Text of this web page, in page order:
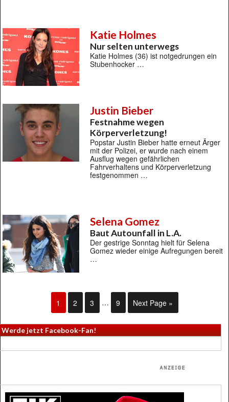
Katie Holmes
Nur selten unterwegs
Katie Holmes (36) ist notgedrungen ein
Stubenhocker …
Justin Bieber
Festnahme wegen
Körperverletzung!
Popstar Justin Bieber hatte erneut Ärger
mit der Polizei, er wurde nach einem
Ausflug wegen gefährlichen
Fahrverhaltens und Körperverletzung
festgenommen …
Selena Gomez
Baut Autounfall in L.A.
Der gestrige Sonntag hielt für Selena
Gomez wieder einige Aufregungen bereit
…
1 2 3 … 9 Next Page »
Werde jetzt Facebook-Fan!